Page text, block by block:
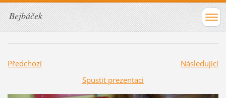
Bejbáček
Předchozí
Následující
Spustit prezentaci